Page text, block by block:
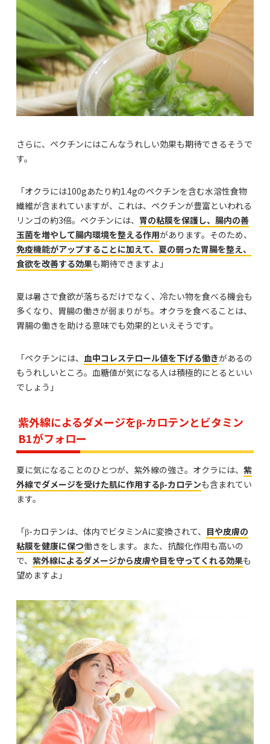
さらに、ペクチンにはこんなうれしい効果も期待できるそうで
す。
「オクラには100gあたり約1.4gのペクチンを含む水溶性食物
繊維が含まれていますが、これは、ペクチンが豊富といわれる
リンゴの約3倍。ペクチンには、 胃の粘膜を保護し、腸内の善
玉菌を増やして腸内環境を整える作用があります。そのため、
免疫機能がアップすることに加えて、夏の弱った胃腸を整え、
食欲を改善する効果も期待できますよ」
夏は暑さで食欲が落ちるだけでなく、冷たい物を食べる機会も
多くなり、胃腸の働きが弱まりがち。オクラを食べることは、
胃腸の働きを助ける意味でも効果的といえそうです。
「ペクチンには、 血中コレステロール値を下げる働きがあるの
もうれしいところ。血糖値が気になる人は積極的にとるといい
でしょう」
紫外線によるダメージをβ-カロテンとビタミン
B1がフォロー
夏に気になることのひとつが、紫外線の強さ。オクラには、 紫
外線でダメージを受けた肌に作用するβ-カロテンも含まれてい
ます。
「β-カロテンは、体内でビタミンAに変換されて、 目や皮膚の
粘膜を健康に保つ働きをします。また、抗酸化作用も高いの
で、 紫外線によるダメージから皮膚や目を守ってくれる効果も
望めますよ」